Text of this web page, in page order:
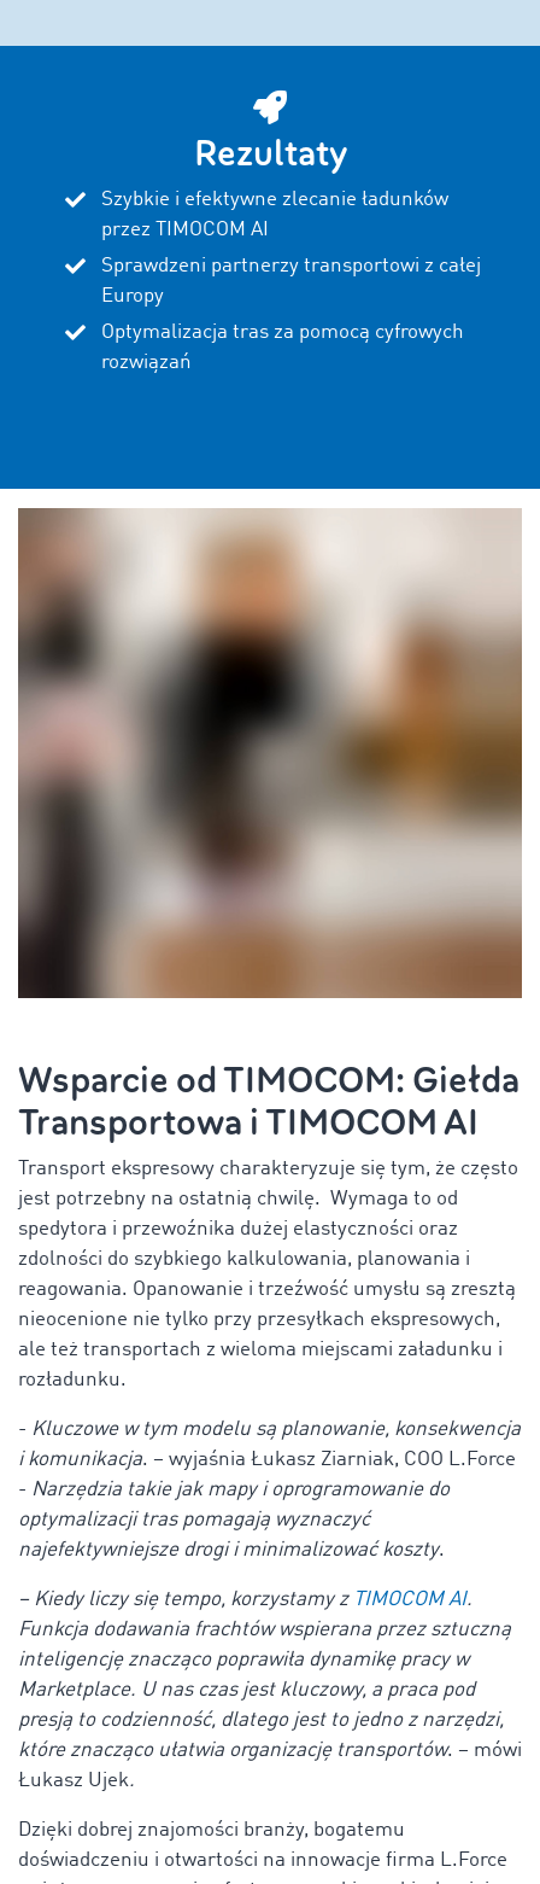
Rezultaty
Szybkie i efektywne zlecanie ładunków
przez TIMOCOM AI
Sprawdzeni partnerzy transportowi z całej
Europy
Optymalizacja tras za pomocą cyfrowych
rozwiązań
Wsparcie od TIMOCOM: Giełda
Transportowa i TIMOCOM AI
Transport ekspresowy charakteryzuje się tym, że często
jest potrzebny na ostatnią chwilę. Wymaga to od
spedytora i przewoźnika dużej elastyczności oraz
zdolności do szybkiego kalkulowania, planowania i
reagowania. Opanowanie i trzeźwość umysłu są zresztą
nieocenione nie tylko przy przesyłkach ekspresowych,
ale też transportach z wieloma miejscami załadunku i
rozładunku.
- Kluczowe w tym modelu są planowanie, konsekwencja
i komunikacja. – wyjaśnia Łukasz Ziarniak, COO L.Force
- Narzędzia takie jak mapy i oprogramowanie do
optymalizacji tras pomagają wyznaczyć
najefektywniejsze drogi i minimalizować koszty.
– Kiedy liczy się tempo, korzystamy z TIMOCOM AI.
Funkcja dodawania frachtów wspierana przez sztuczną
inteligencję znacząco poprawiła dynamikę pracy w
Marketplace. U nas czas jest kluczowy, a praca pod
presją to codzienność, dlatego jest to jedno z narzędzi,
które znacząco ułatwia organizację transportów. – mówi
Łukasz Ujek.
Dzięki dobrej znajomości branży, bogatemu
doświadczeniu i otwartości na innowacje firma L.Force